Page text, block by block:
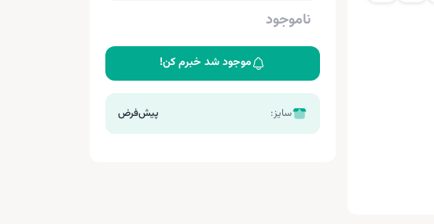
ناموجود
موجود شد خبرم کن!
سایز: پیش‌فرض